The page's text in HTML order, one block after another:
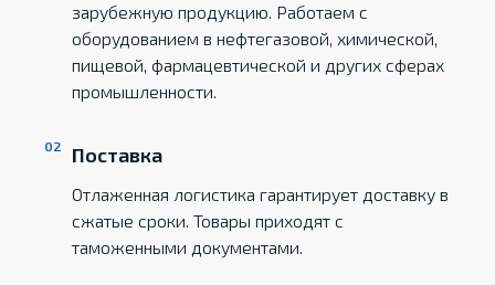
зарубежную продукцию. Работаем с
оборудованием в нефтегазовой, химической,
пищевой, фармацевтической и других сферах
промышленности.
Поставка
Отлаженная логистика гарантирует доставку в
сжатые сроки. Товары приходят с
таможенными документами.